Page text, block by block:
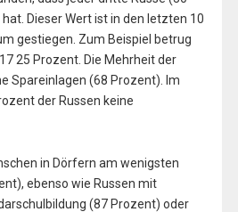
Dieser Wert ist in den letzten 10
gestiegen. Zum Beispiel betrug
25 Prozent. Die Mehrheit der
Spareinlagen (68 Prozent). Im
der Russen keine
in Dörfern am wenigsten
ebenso wie Russen mit
(87 Prozent) oder